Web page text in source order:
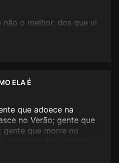
não o melhor, dos que vi
ELA É
que adoece na
no Verão; gente que
gente que morre no
a felicidade investindo